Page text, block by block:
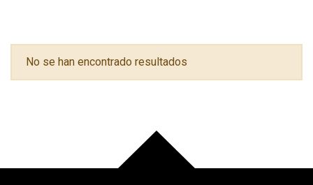
No se han encontrado resultados